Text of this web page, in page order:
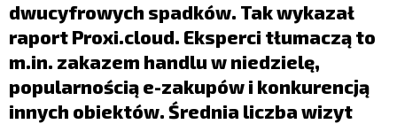
dwucyfrowych spadków. Tak wykazał
raport Proxi.cloud. Eksperci tłumaczą to
m.in. zakazem handlu w niedzielę,
popularnością e-zakupów i konkurencją
innych obiektów. Średnia liczba wizyt